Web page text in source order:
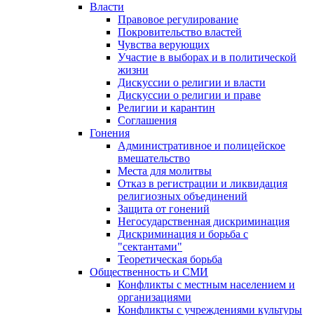
Власти
Правовое регулирование
Покровительство властей
Чувства верующих
Участие в выборах и в политической
жизни
Дискуссии о религии и власти
Дискуссии о религии и праве
Религии и карантин
Соглашения
Гонения
Административное и полицейское
вмешательство
Места для молитвы
Отказ в регистрации и ликвидация
религиозных объединений
Защита от гонений
Негосударственная дискриминация
Дискриминация и борьба с
"сектантами"
Теоретическая борьба
Общественность и СМИ
Конфликты с местным населением и
организациями
Конфликты с учреждениями культуры